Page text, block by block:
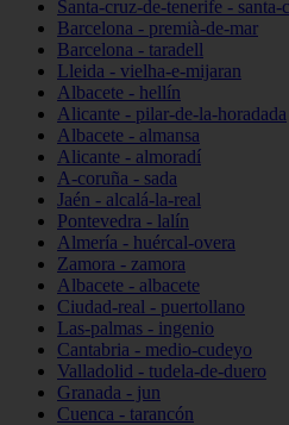
Santa-cruz-de-tenerife - santa-
Barcelona - premià-de-mar
Barcelona - taradell
Lleida - vielha-e-mijaran
Albacete - hellín
Alicante - pilar-de-la-horadada
Albacete - almansa
Alicante - almoradí
A-coruña - sada
Jaén - alcalá-la-real
Pontevedra - lalín
Almería - huércal-overa
Zamora - zamora
Albacete - albacete
Ciudad-real - puertollano
Las-palmas - ingenio
Cantabria - medio-cudeyo
Valladolid - tudela-de-duero
Granada - jun
Cuenca - tarancón